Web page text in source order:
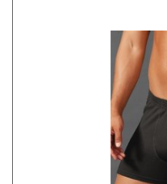
Модель
закрывает
бедра, не
движения
комфорт в
дня.
для
стирка при
выше 40
Лайкра 5%
Хлопок 95%